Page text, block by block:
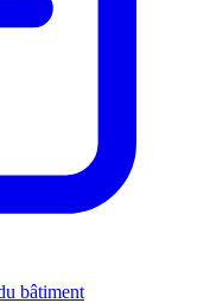
bâtiment